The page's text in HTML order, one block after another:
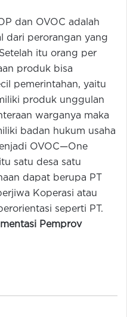
dan OVOC adalah
dari perorangan yang
itu orang per
produk bisa
pemerintahan, yaitu
produk unggulan
warganya maka
badan hukum usaha
OVOC—One
satu desa satu
dapat berupa PT
Koperasi atau
seperti PT.
Pemprov